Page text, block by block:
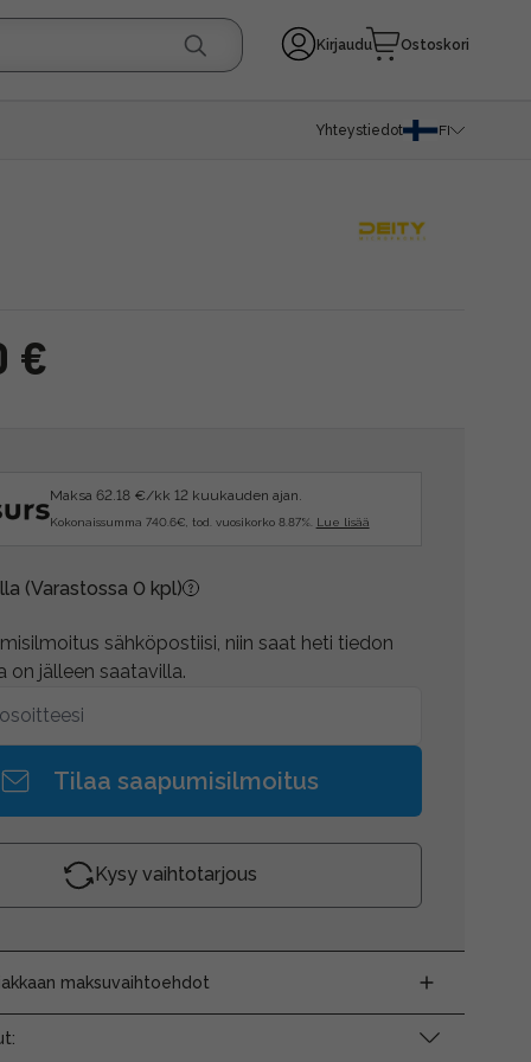
Kirjaudu Ostoskori
Yhteystiedot FI
€
Maksa 62.18 €/kk 12 kuukauden ajan.
Kokonaissumma 740.6€, tod. vuosikorko 8.87%. Lue lisää
(Varastossa 0 kpl)
sähköpostiisi, niin saat heti tiedon
on jälleen saatavilla.
Tilaa saapumisilmoitus
Kysy vaihtotarjous
maksuvaihtoehdot